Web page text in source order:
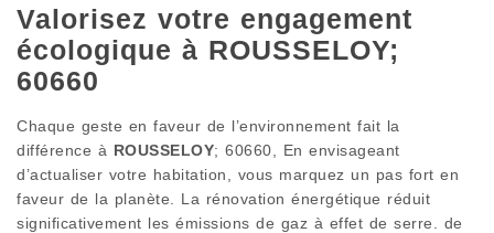
Valorisez votre engagement
écologique à ROUSSELOY;
60660
Chaque geste en faveur de l’environnement fait la
différence à ROUSSELOY; 60660, En envisageant
d’actualiser votre habitation, vous marquez un pas fort en
faveur de la planète. La rénovation énergétique réduit
significativement les émissions de gaz à effet de serre. de